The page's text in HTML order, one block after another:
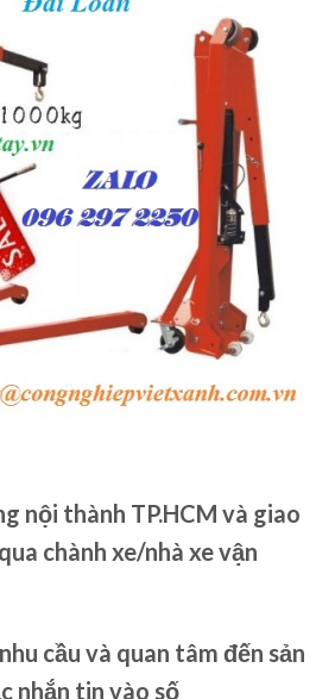
nội thành TP.HCM và giao
chành xe/nhà xe vận
cầu và quan tâm đến sản
nhắn tin vào số